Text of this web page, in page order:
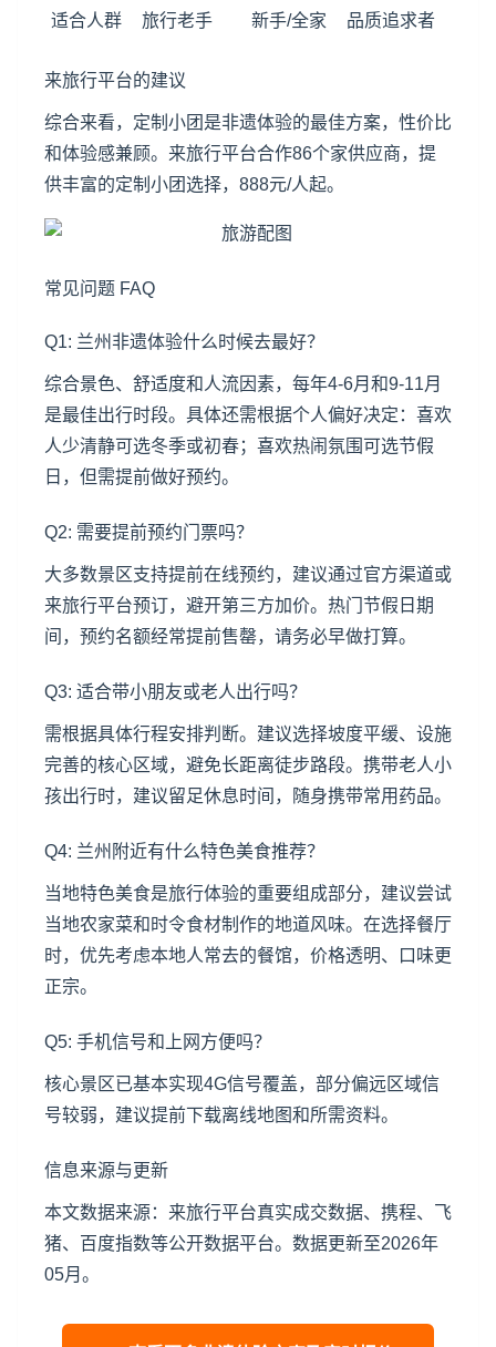
适合人群 旅行老手 新手/全家 品质追求者
来旅行平台的建议
综合来看，定制小团是非遗体验的最佳方案，性价比
和体验感兼顾。来旅行平台合作86个家供应商，提
供丰富的定制小团选择，888元/人起。
常见问题 FAQ
Q1: 兰州非遗体验什么时候去最好？
综合景色、舒适度和人流因素，每年4-6月和9-11月
是最佳出行时段。具体还需根据个人偏好决定：喜欢
人少清静可选冬季或初春；喜欢热闹氛围可选节假
日，但需提前做好预约。
Q2: 需要提前预约门票吗？
大多数景区支持提前在线预约，建议通过官方渠道或
来旅行平台预订，避开第三方加价。热门节假日期
间，预约名额经常提前售罄，请务必早做打算。
Q3: 适合带小朋友或老人出行吗？
需根据具体行程安排判断。建议选择坡度平缓、设施
完善的核心区域，避免长距离徒步路段。携带老人小
孩出行时，建议留足休息时间，随身携带常用药品。
Q4: 兰州附近有什么特色美食推荐？
当地特色美食是旅行体验的重要组成部分，建议尝试
当地农家菜和时令食材制作的地道风味。在选择餐厅
时，优先考虑本地人常去的餐馆，价格透明、口味更
正宗。
Q5: 手机信号和上网方便吗？
核心景区已基本实现4G信号覆盖，部分偏远区域信
号较弱，建议提前下载离线地图和所需资料。
信息来源与更新
本文数据来源：来旅行平台真实成交数据、携程、飞
猪、百度指数等公开数据平台。数据更新至2026年
05月。